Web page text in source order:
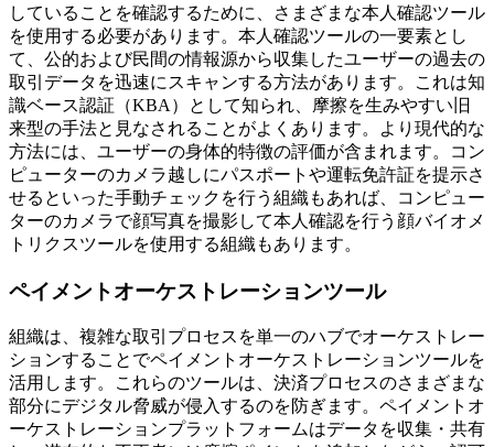
していることを確認するために、さまざまな本人確認ツール
を使用する必要があります。本人確認ツールの一要素とし
て、公的および民間の情報源から収集したユーザーの過去の
取引データを迅速にスキャンする方法があります。これは知
識ベース認証（KBA）として知られ、摩擦を生みやすい旧
来型の手法と見なされることがよくあります。より現代的な
方法には、ユーザーの身体的特徴の評価が含まれます。コン
ピューターのカメラ越しにパスポートや運転免許証を提示さ
せるといった手動チェックを行う組織もあれば、コンピュー
ターのカメラで顔写真を撮影して本人確認を行う顔バイオメ
トリクスツールを使用する組織もあります。
ペイメントオーケストレーションツール
組織は、複雑な取引プロセスを単一のハブでオーケストレー
ションすることでペイメントオーケストレーションツールを
活用します。これらのツールは、決済プロセスのさまざまな
部分にデジタル脅威が侵入するのを防ぎます。ペイメントオ
ーケストレーションプラットフォームはデータを収集・共有